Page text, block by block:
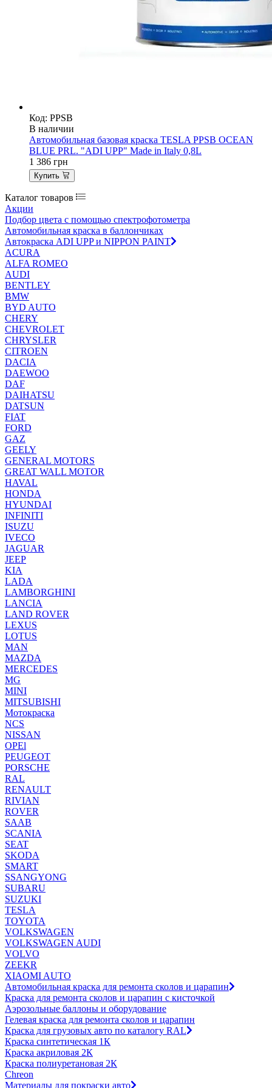
Код: PPSB
В наличии
Автомобильная базовая краска TESLA PPSB OCEAN
BLUE PRL. "ADI UPP" Made in Italy 0,8L
1 386 грн
Купить
Каталог товаров
Акции
Подбор цвета с помощью спектрофотометра
Автомобильная краска в баллончиках
Автокраска ADI UPP и NIPPON PAINT
ACURA
ALFA ROMEO
AUDI
BENTLEY
BMW
BYD AUTO
CHERY
CHEVROLET
CHRYSLER
CITROEN
DACIA
DAEWOO
DAF
DAIHATSU
DATSUN
FIAT
FORD
GAZ
GEELY
GENERAL MOTORS
GREAT WALL MOTOR
HAVAL
HONDA
HYUNDAI
INFINITI
ISUZU
IVECO
JAGUAR
JEEP
KIA
LADA
LAMBORGHINI
LANCIA
LAND ROVER
LEXUS
LOTUS
MAN
MAZDA
MERCEDES
MG
MINI
MITSUBISHI
Мотокраска
NCS
NISSAN
OPEl
PEUGEOT
PORSCHE
RAL
RENAULT
RIVIAN
ROVER
SAAB
SCANIA
SEAT
SKODA
SMART
SSANGYONG
SUBARU
SUZUKI
TESLA
TOYOTA
VOLKSWAGEN
VOLKSWAGEN AUDI
VOLVO
ZEEKR
XIAOMI AUTO
Автомобильная краска для ремонта сколов и царапин
Краска для ремонта сколов и царапин с кисточкой
Аэрозольные баллоны и оборудование
Гелевая краска для ремонта сколов и царапин
Краска для грузовых авто по каталогу RAL
Краска синтетическая 1К
Краска акриловая 2К
Краска полиуретановая 2К
Chreon
Материалы для покраски авто